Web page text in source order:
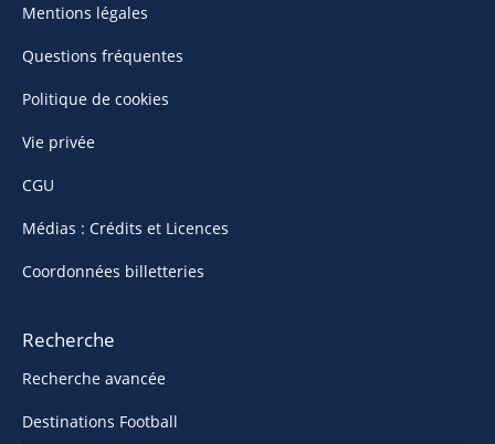
Mentions légales
Questions fréquentes
Politique de cookies
Vie privée
CGU
Médias : Crédits et Licences
Coordonnées billetteries
Recherche
Recherche avancée
Destinations Football